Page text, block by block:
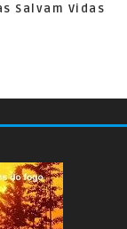
Salvam Vidas